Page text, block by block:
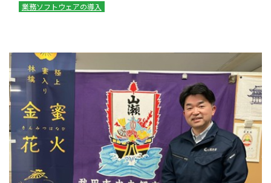
業務ソフトウェアの導入